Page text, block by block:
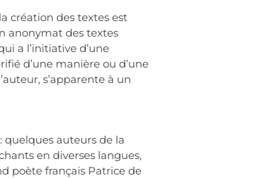
création des textes est
anonymat des textes
a l’initiative d’une
d’une manière ou d’une
s’apparente à un
quelques auteurs de la
en diverses langues,
poète français Patrice de